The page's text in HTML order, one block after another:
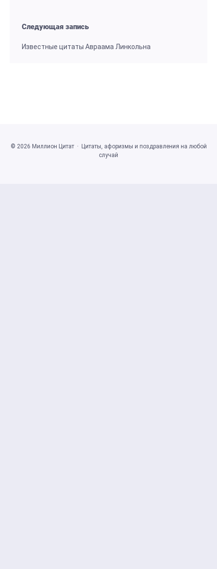
Следующая запись
Известные цитаты Авраама Линкольна
© 2026 Миллион Цитат·
Цитаты, афоризмы и поздравления на любой
случай